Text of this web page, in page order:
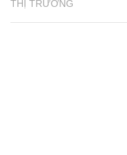
THỊ TRƯỜNG